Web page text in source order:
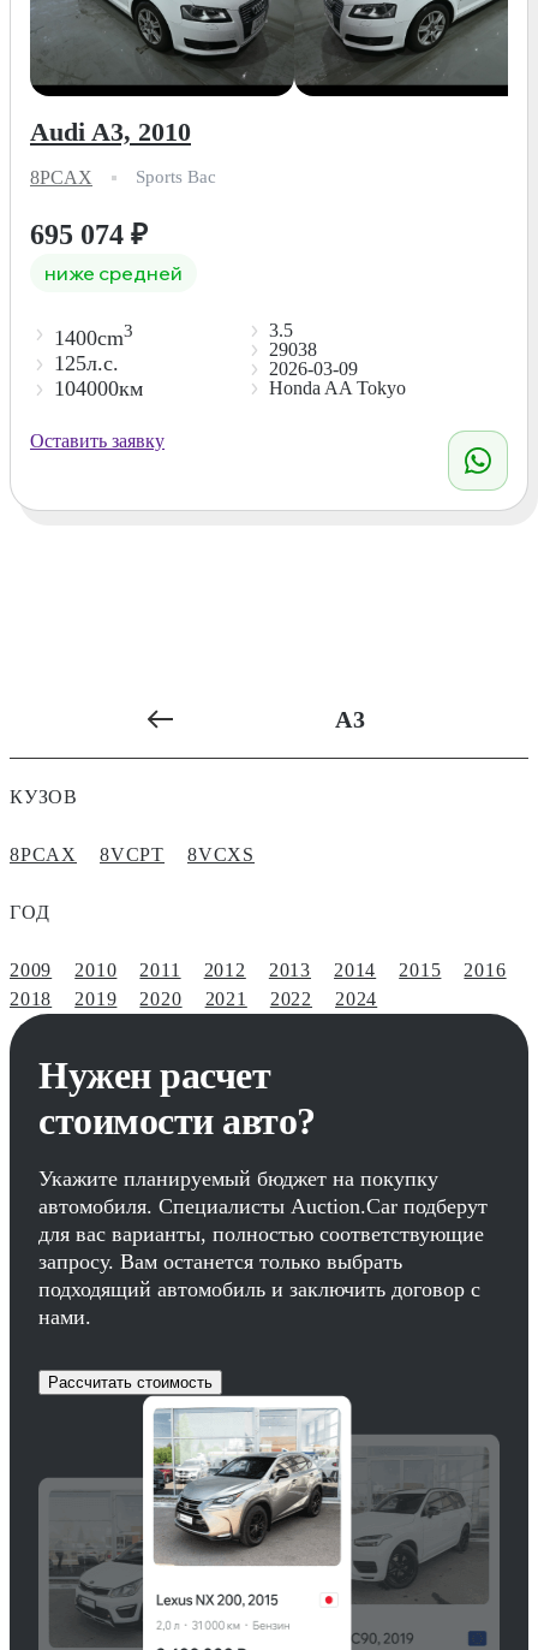
Audi A3, 2010
8PCAX Sports Bac
695 074 ₽
ниже средней
1400cm3
125л.с.
104000км
3.5
29038
2026-03-09
Honda AA Tokyo
Оставить заявку
A3
КУЗОВ
8PCAX 8VCPT 8VCXS
ГОД
2009 2010 2011 2012 2013 2014 2015
2016
2018
2019 2020 2021 2022 2024
Нужен расчет
стоимости авто?
Укажите планируемый бюджет на покупку
автомобиля. Специалисты Auction.Car подберут
для вас варианты, полностью соответствующие
запросу. Вам останется только выбрать
подходящий автомобиль и заключить договор с
нами.
Рассчитать стоимость